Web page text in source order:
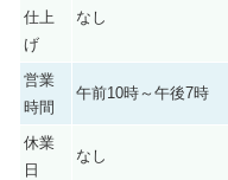
仕上
げ
なし
営業
時間
午前10時～午後7時
休業
日
なし